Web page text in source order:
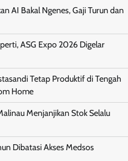
AI Bakal Ngenes, Gaji Turun dan
ASG Expo 2026 Digelar
Tetap Produktif di Tengah
Home
Menjanjikan Stok Selalu
Dibatasi Akses Medsos